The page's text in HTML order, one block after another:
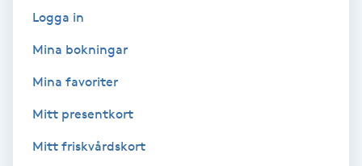
BIAB
Blowout
Brynformning
Logga in
Mina bokningar
Mina favoriter
Mitt presentkort
Mitt friskvårdskort